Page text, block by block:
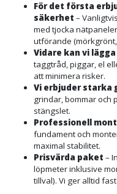
För det första
säkerhet –
med tjocka
utförande
Vidare kan vi
taggtråd, piggar, el
att minimera risker.
Vi erbjuder starka
grindar, bommar och
stängslet.
Professionell
fundament och
maximal stabilitet.
Prisvärda paket –
löpmeter inklusive
tillval). Vi ger alltid